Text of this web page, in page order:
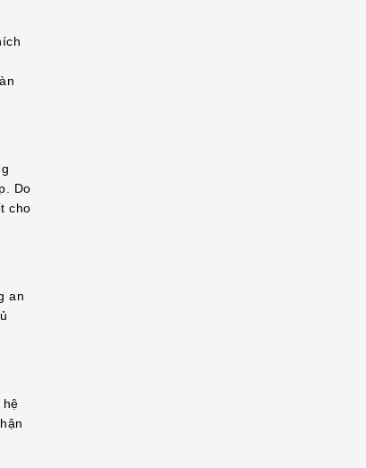
Do
cho
an
hệ